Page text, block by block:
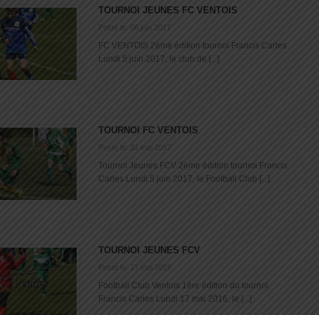
TOURNOI JEUNES FC VENTOIS
Posté le: 06 juin 2017
FC VENTOIS 2ème édition tournoi Francis Carles
Lundi 5 juin 2017, le club de [...]
TOURNOI FC VENTOIS
Posté le: 31 mai 2017
Tournoi Jeunes FCV 2ème édition tournoi Francis
Carles Lundi 5 juin 2017, le Football Club [...]
TOURNOI JEUNES FCV
Posté le: 17 mai 2016
Football Club Ventois 1ère édition du tournoi
Francis Carles Lundi 17 mai 2016, le [...]